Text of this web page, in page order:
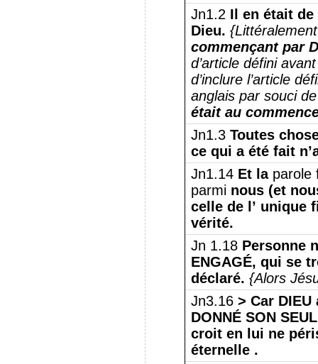
Jn1.2 Il en était de
Dieu.
commençant par
d’article défini
d’inclure l’article
anglais par souci
était au
Jn1.3 Toutes
ce qui a été fait
Jn1.14 Et laparole
parmi nous (et
celle de l’ unique
vérité.
Jn 1.18 Personne
ENGAGÉ, qui se
déclaré. {Alors
Jn3.16 > Car DIEU
DONNÉ SON
croit en lui ne
éternelle .